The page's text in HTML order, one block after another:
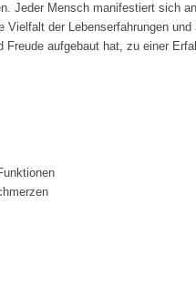
Jeder Mensch manifestiert sich
der Lebenserfahrungen
aufgebaut hat, zu einer